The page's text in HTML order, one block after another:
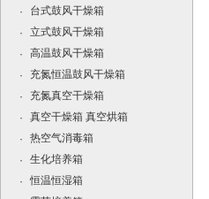
·
台式鼓风干燥箱
·
立式鼓风干燥箱
·
高温鼓风干燥箱
·
充氮恒温鼓风干燥箱
·
充氮真空干燥箱
·
真空干燥箱 真空烘箱
·
热空气消毒箱
·
生化培养箱
·
恒温恒湿箱